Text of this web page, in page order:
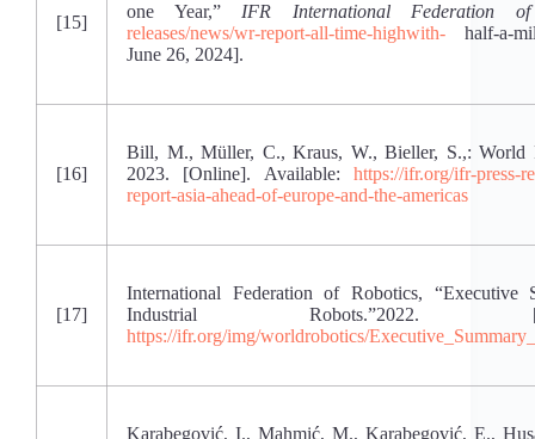
[15]
one Year,” IFR International Federation of
releases/news/wr-report-all-time-highwith- half-a-
June 26, 2024].
[16]
Bill, M., Müller, C., Kraus, W., Bieller, S.,: World
2023. [Online]. Available: https://ifr.org/ifr-press-
report-asia-ahead-of-europe-and-the-americas
[17]
International Federation of Robotics, “Executive
Industrial Robots.”2022.
https://ifr.org/img/worldrobotics/
Karabegović, I., Mahmić, M., Karabegović, E.,